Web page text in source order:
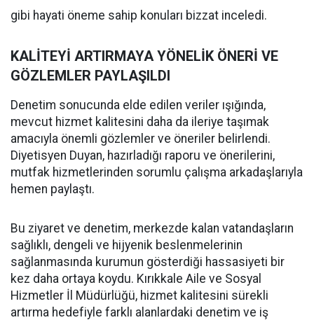
gibi hayati öneme sahip konuları bizzat inceledi.
KALİTEYİ ARTIRMAYA YÖNELİK ÖNERİ VE
GÖZLEMLER PAYLAŞILDI
Denetim sonucunda elde edilen veriler ışığında,
mevcut hizmet kalitesini daha da ileriye taşımak
amacıyla önemli gözlemler ve öneriler belirlendi.
Diyetisyen Duyan, hazırladığı raporu ve önerilerini,
mutfak hizmetlerinden sorumlu çalışma arkadaşlarıyla
hemen paylaştı.
Bu ziyaret ve denetim, merkezde kalan vatandaşların
sağlıklı, dengeli ve hijyenik beslenmelerinin
sağlanmasında kurumun gösterdiği hassasiyeti bir
kez daha ortaya koydu. Kırıkkale Aile ve Sosyal
Hizmetler İl Müdürlüğü, hizmet kalitesini sürekli
artırma hedefiyle farklı alanlardaki denetim ve iş